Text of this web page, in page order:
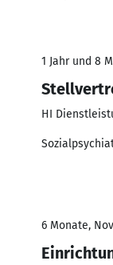
1 Jahr und 8
HI
6 Monate,